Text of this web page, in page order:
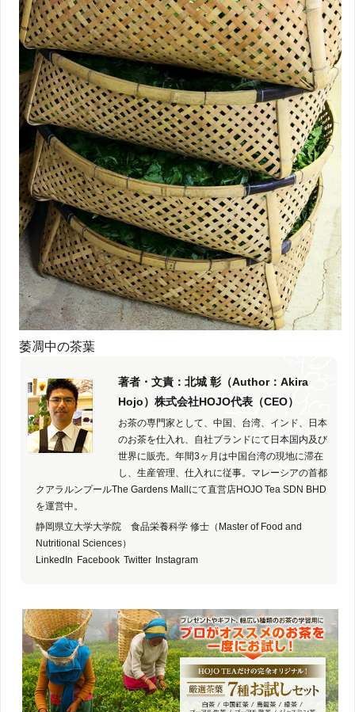
萎凋中の茶葉
著者・文責：北城 彰（Author：Akira
Hojo）株式会社HOJO代表（CEO）
お茶の専門家として、中国、台湾、インド、日本
のお茶を仕入れ、自社ブランドにて日本国内及び
世界に販売。年間3ヶ月は中国台湾の現地に滞在
し、生産管理、仕入れに従事。マレーシアの首都
クアラルンプールThe Gardens Mallにて直営店HOJO Tea SDN BHD
を運営中。
静岡県立大学大学院 食品栄養科学 修士（Master of Food and
Nutritional Sciences）
LinkedIn Facebook Twitter Instagram